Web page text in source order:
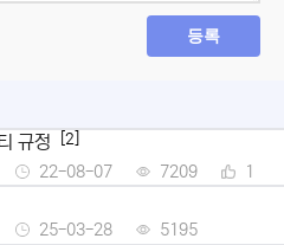
등록
규정 [2]
22-08-07 7209 1
25-03-28 5195